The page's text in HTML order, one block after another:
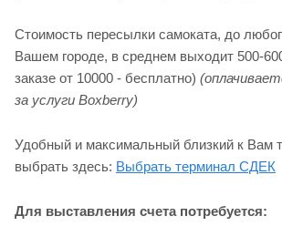
Стоимость пересылки самоката, до
Вашем городе, в среднем выходит 500-
заказе от 10000 - бесплатно)
за услуги Boxberry)
Удобный и максимальный близкий к Вам
выбрать здесь: Выбрать терминал СДЕК
Для выставления счета потребуется: